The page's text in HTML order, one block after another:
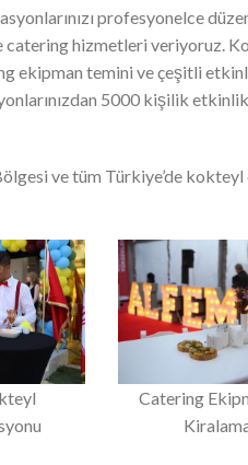
profesyonelce
hizmetleri veriyoruz.
ekipman temini ve çeşitli
5000 kişilik
ve tüm Türkiye’de
Catering